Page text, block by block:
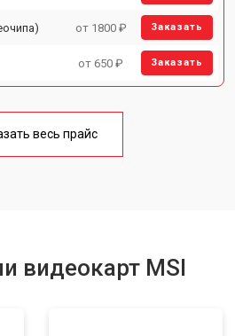
от 1800 ₽ Заказать
от 650 ₽ Заказать
весь прайс
видеокарт MSI